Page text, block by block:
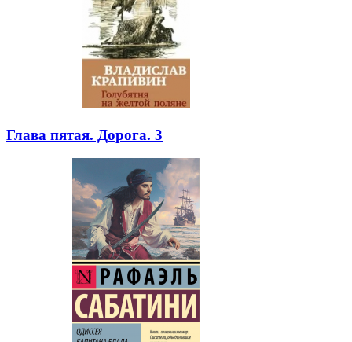
Глава пятая. Дорога. 3